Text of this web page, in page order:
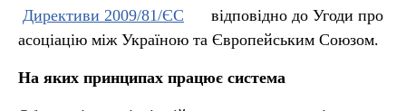
Директиви 2009/81/ЄС
відповідно до Угоди про
асоціацію між Україною та Європейським Союзом.
На яких принципах працює система